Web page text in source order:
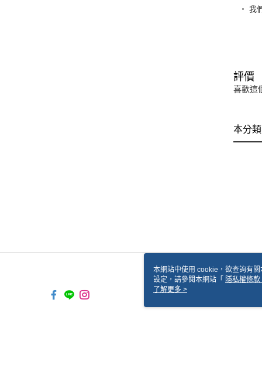
‧ 我
評價
喜歡這
本分
本網站中使用 cookie，欲查詢有
設定，請參閱本網站「 隱私權條款
使用 cookie。
了解更多 >